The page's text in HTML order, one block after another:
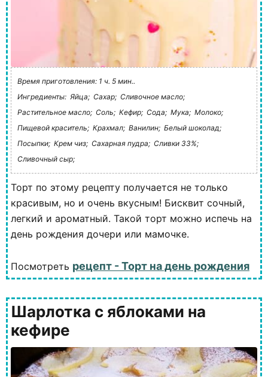
Время приготовления: 1 ч. 5 мин..
Ингредиенты: Яйца; Сахар; Сливочное масло;
Растительное масло; Соль; Кефир; Сода; Мука; Молоко;
Пищевой краситель; Крахмал; Ванилин; Белый шоколад;
Посыпки; Крем чиз; Сахарная пудра; Сливки 33%;
Сливочный сыр;
Торт по этому рецепту получается не только
красивым, но и очень вкусным! Бисквит сочный,
легкий и ароматный. Такой торт можно испечь на
день рождения дочери или мамочке.
Посмотреть рецепт - Торт на день рождения
Шарлотка с яблоками на
кефире